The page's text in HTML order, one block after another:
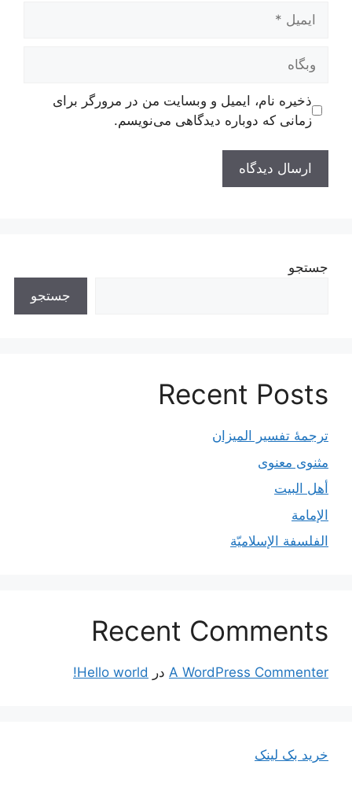
وبگاه
ذخیره نام، ایمیل و وبسایت من در مرورگر برای
زمانی که دوباره دیدگاهی می‌نویسم.
جستجو
جستجو
Recent Posts
ترجمۀ تفسیر المیزان
مثنوی معنوی
أهل البيت
الإمامة
الفلسفة الإسلاميّة
Recent Comments
A WordPress Commenter در Hello world!
خرید بک لینک